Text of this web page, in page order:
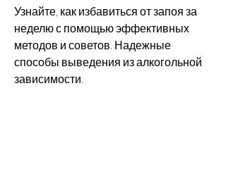
Узнайте, как избавиться от запоя за
неделю с помощью эффективных
методов и советов. Надежные
способы выведения из алкогольной
зависимости.